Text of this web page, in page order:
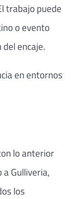
trabajo puede
o evento
encaje.
en entornos
lo anterior
Gulliveria,
los